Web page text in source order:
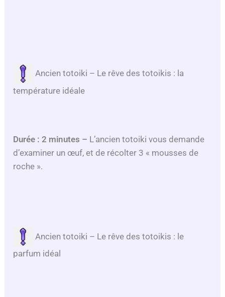
Ancien totoiki – Le rêve des totoikis : la
température idéale
Durée : 2 minutes – L’ancien totoiki vous demande
d’examiner un œuf, et de récolter 3 « mousses de
roche ».
Ancien totoiki – Le rêve des totoikis : le
parfum idéal